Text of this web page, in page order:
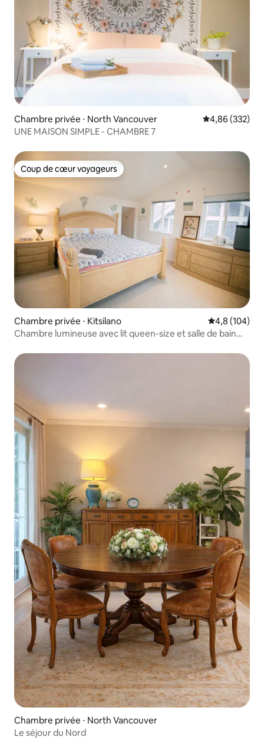
Chambre privée ⋅ North Vancouver Évaluation
4,86 (332)
UNE MAISON SIMPLE - CHAMBRE 7
Coup de cœur voyageurs
Coup de cœur voyageurs
Chambre privée ⋅ Kitsilano Évaluation
4,8 (104)
Chambre lumineuse avec lit queen-size et salle de bain
Chambre privée ⋅ North Vancouver
Le séjour du Nord